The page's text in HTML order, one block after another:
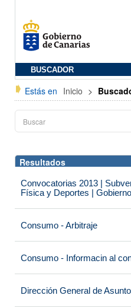
BUSCADOR
Estás en Inicio >
Resultados
Convocatorias 2013 |
Física y Deportes |
Consumo - Arbitraje
Consumo - Informacin al
Dirección General de